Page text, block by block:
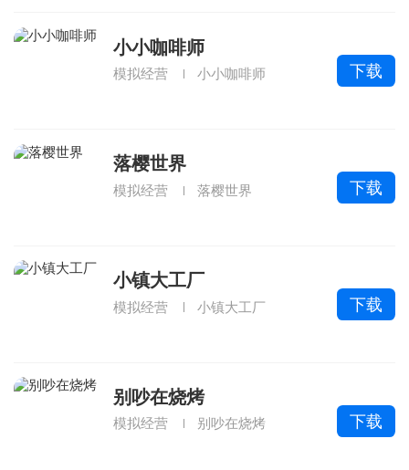
小小咖啡师
模拟经营 小小咖啡师 下载
落樱世界
模拟经营 落樱世界 下载
小镇大工厂
模拟经营 小镇大工厂 下载
别吵在烧烤
模拟经营 别吵在烧烤 下载